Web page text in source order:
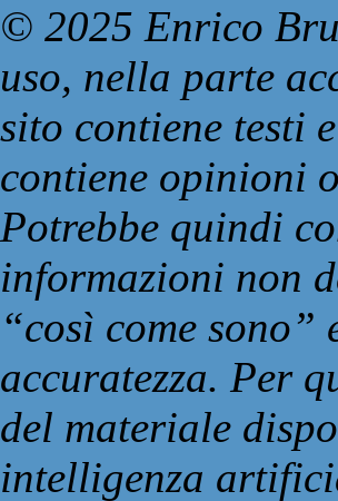
© 2025 Enrico
uso, nella parte
sito contiene testi
contiene opinioni
Potrebbe quindi
informazioni non
“così come
accuratezza. Per
del materiale
intelligenza